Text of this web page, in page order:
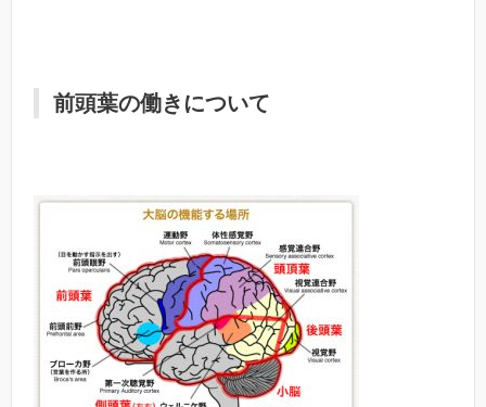
前頭葉の働きについて